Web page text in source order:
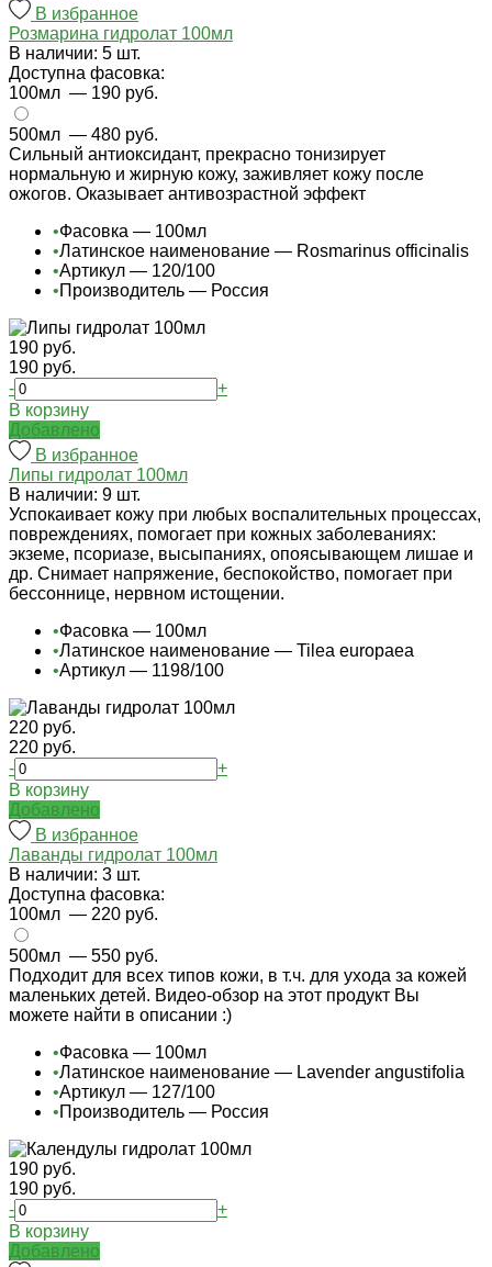
В избранное
Розмарина гидролат 100мл
В наличии: 5 шт.
Доступна фасовка:
100мл — 190 руб.
500мл — 480 руб.
Сильный антиоксидант, прекрасно тонизирует
нормальную и жирную кожу, заживляет кожу после
ожогов. Оказывает антивозрастной эффект
•Фасовка — 100мл
•Латинское наименование — Rosmarinus officinalis
•Артикул — 120/100
•Производитель — Россия
190 руб.
190 руб.
-
+
В корзину
Добавлено
В избранное
Липы гидролат 100мл
В наличии: 9 шт.
Успокаивает кожу при любых воспалительных процессах,
повреждениях, помогает при кожных заболеваниях:
экземе, псориазе, высыпаниях, опоясывающем лишае и
др. Снимает напряжение, беспокойство, помогает при
бессоннице, нервном истощении.
•Фасовка — 100мл
•Латинское наименование — Tilea europaea
•Артикул — 1198/100
220 руб.
220 руб.
-
+
В корзину
Добавлено
В избранное
Лаванды гидролат 100мл
В наличии: 3 шт.
Доступна фасовка:
100мл — 220 руб.
500мл — 550 руб.
Подходит для всех типов кожи, в т.ч. для ухода за кожей
маленьких детей. Видео-обзор на этот продукт Вы
можете найти в описании :)
•Фасовка — 100мл
•Латинское наименование — Lavender angustifolia
•Артикул — 127/100
•Производитель — Россия
190 руб.
190 руб.
-
+
В корзину
Добавлено